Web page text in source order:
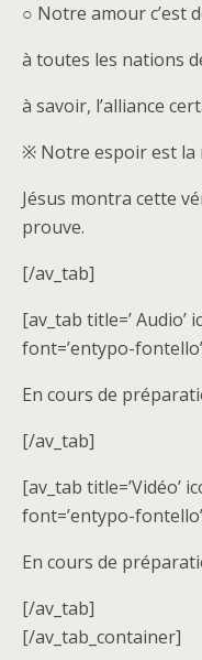
○ Notre amour c’est
à toutes les nations
à savoir, l’alliance
※ Notre espoir est la
Jésus montra cette
prouve.
[/av_tab]
[av_tab title=’ Audio’
font=’entypo-fontello’
En cours de
[/av_tab]
[av_tab title=’Vidéo’
font=’entypo-fontello’
En cours de
[/av_tab]
[/av_tab_container]